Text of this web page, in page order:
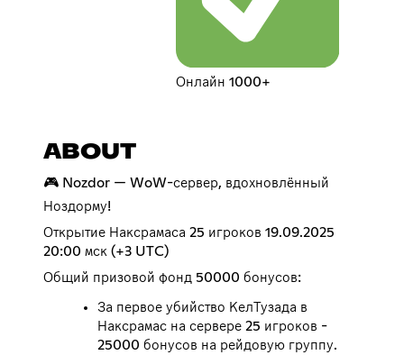
Онлайн 1000+
ABOUT
🎮 Nozdor — WoW-сервер, вдохновлённый
Ноздорму!
Открытие Наксрамаса 25 игроков 19.09.2025
20:00 мск (+3 UTC)
Общий призовой фонд 50000 бонусов:
За первое убийство КелТузада в
Наксрамас на сервере 25 игроков -
25000 бонусов на рейдовую группу.